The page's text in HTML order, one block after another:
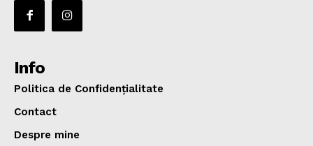
Info
Politica de Confidențialitate
Contact
Despre mine